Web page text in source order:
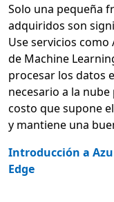
Solo una pequeña
adquiridos son
Use servicios
de Machine
procesar los datos
necesario a la
costo que supone
y mantiene una
Introducción a
Edge